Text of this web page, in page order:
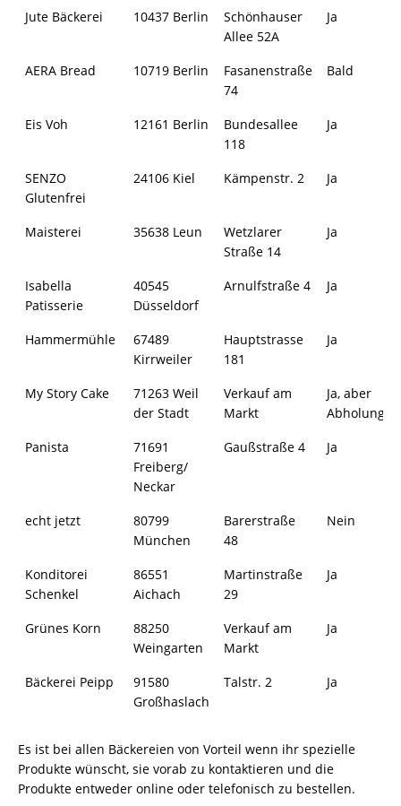
Jute Bäckerei 10437 Berlin
Schönhauser
Allee 52A
Ja
AERA Bread 10719 Berlin
Fasanenstraße
74
Bald
Eis Voh 12161 Berlin
Bundesallee
118
Ja
SENZO
Glutenfrei
24106 Kiel Kämpenstr. 2 Ja
Maisterei 35638 Leun
Wetzlarer
Straße 14
Ja
Isabella
Patisserie
40545
Düsseldorf
Arnulfstraße 4 Ja
Hammermühle
67489
Kirrweiler
Hauptstrasse
181
Ja
My Story Cake
71263 Weil
der Stadt
Verkauf am
Markt
Ja, aber
Abholung
Panista
71691
Freiberg/
Neckar
Gaußstraße 4 Ja
echt jetzt
80799
München
Barerstraße
48
Nein
Konditorei
Schenkel
86551
Aichach
Martinstraße
29
Ja
Grünes Korn
88250
Weingarten
Verkauf am
Markt
Ja
Bäckerei Peipp
91580
Großhaslach
Talstr. 2 Ja
Es ist bei allen Bäckereien von Vorteil wenn ihr spezielle
Produkte wünscht, sie vorab zu kontaktieren und die
Produkte entweder online oder telefonisch zu bestellen.